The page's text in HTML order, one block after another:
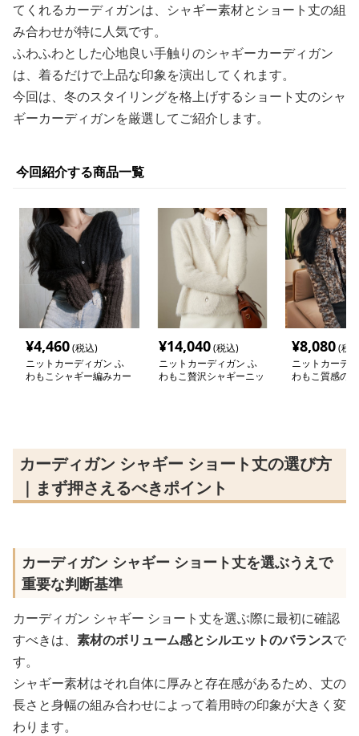
てくれるカーディガンは、シャギー素材とショート丈の組
み合わせが特に人気です。
ふわふわとした心地良い手触りのシャギーカーディガン
は、着るだけで上品な印象を演出してくれます。
今回は、冬のスタイリングを格上げするショート丈のシャ
ギーカーディガンを厳選してご紹介します。
今回紹介する商品一覧
¥4,460(税込)
ニットカーディガン ふ
わもこシャギー編みカー
¥14,040(税込)
ニットカーディガン ふ
わもこ贅沢シャギーニッ
¥8,080(税
ニットカーデ
わもこ質感の
カーディガン シャギー ショート丈の選び方
｜まず押さえるべきポイント
カーディガン シャギー ショート丈を選ぶうえで
重要な判断基準
カーディガン シャギー ショート丈を選ぶ際に最初に確認
すべきは、 素材のボリューム感とシルエットのバランスで
す。
シャギー素材はそれ自体に厚みと存在感があるため、丈の
長さと身幅の組み合わせによって着用時の印象が大きく変
わります。